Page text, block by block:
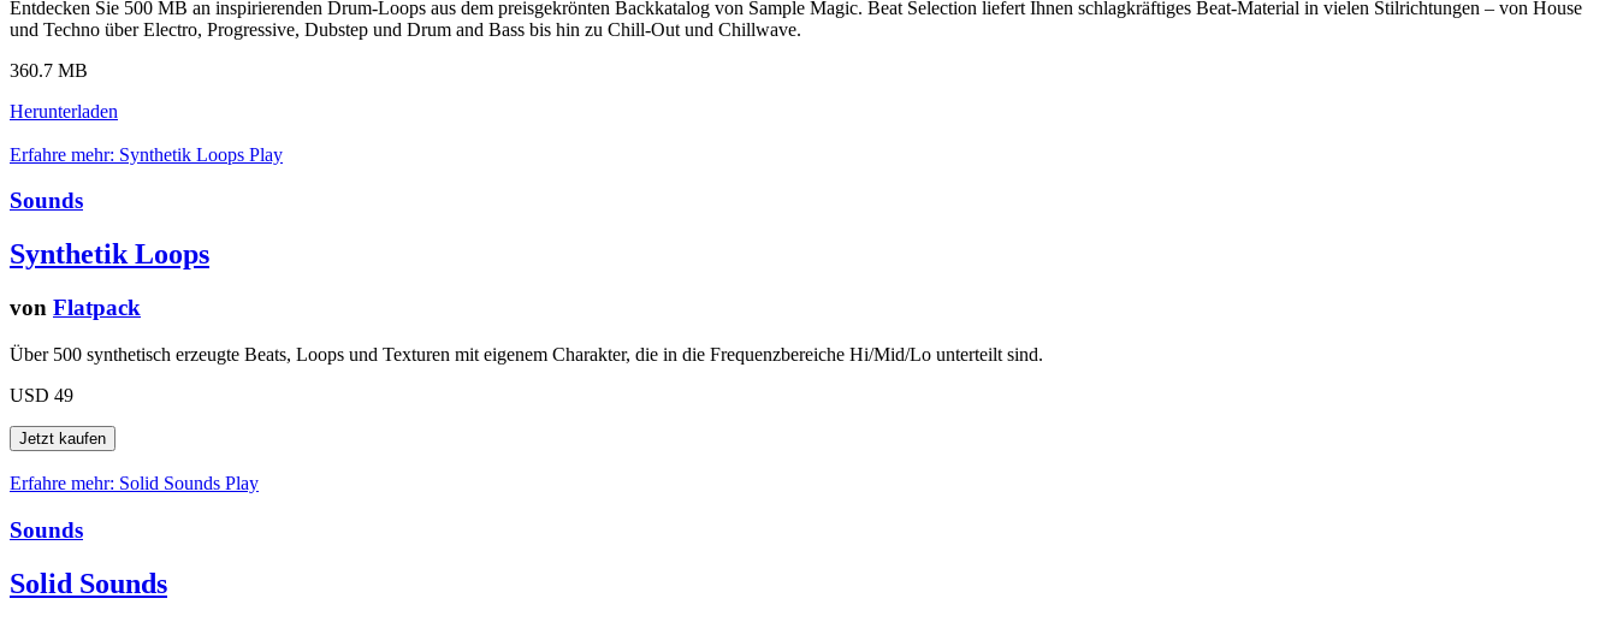
Entdecken Sie 500 MB an inspirierenden Drum-Loops aus dem preisgekrönten Backkatalog von Sample Magic. Beat Selection liefert Ihnen schlagkräftiges Beat-Material in vielen Stilrichtungen – von House
und Techno über Electro, Progressive, Dubstep und Drum and Bass bis hin zu Chill-Out und Chillwave.
360.7 MB
Herunterladen
Erfahre mehr: Synthetik Loops Play
Sounds
Synthetik Loops
von Flatpack
Über 500 synthetisch erzeugte Beats, Loops und Texturen mit eigenem Charakter, die in die Frequenzbereiche Hi/Mid/Lo unterteilt sind.
USD 49
Erfahre mehr: Solid Sounds Play
Sounds
Solid Sounds